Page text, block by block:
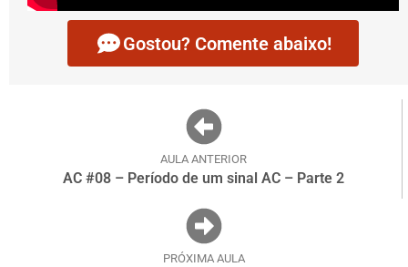
Gostou? Comente abaixo!
AULA ANTERIOR
AC #08 – Período de um sinal AC – Parte 2
PRÓXIMA AULA